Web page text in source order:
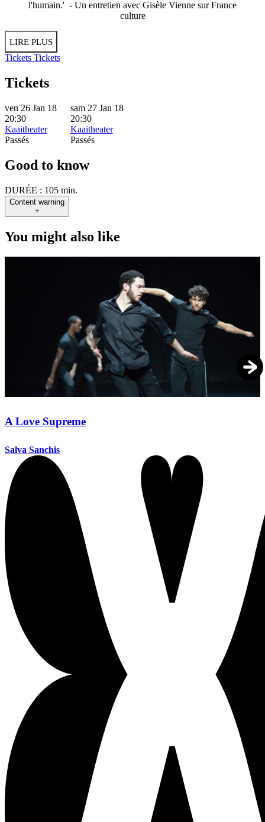
l'humain.' - Un entretien avec Gisèle Vienne surFrance
culture
LIRE PLUS
Tickets Tickets
Tickets
ven 26 Jan 18
20:30
Kaaitheater
Passés
sam 27 Jan 18
20:30
Kaaitheater
Passés
Good to know
DURÉE : 105 min.
Content warning
+
You might also like
A Love Supreme
Salva Sanchis